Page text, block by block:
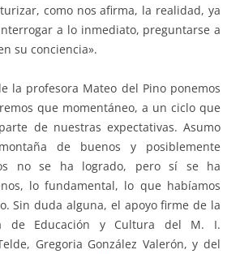
como nos afirma, la realidad, ya
a lo inmediato, preguntarse a
su conciencia».
la profesora Mateo del Pino ponemos
que momentáneo, a un ciclo que
de nuestras expectativas. Asumo
de buenos y posiblemente
no se ha logrado, pero sí se ha
lo fundamental, lo que habíamos
Sin duda alguna, el apoyo firme de la
de Educación y Cultura del M. I.
Gregoria González Valerón, y del